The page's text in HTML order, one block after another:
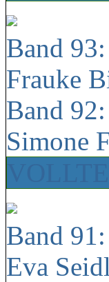
Band 93:
Frauke
Band 92:
Simone
Band 91:
Eva